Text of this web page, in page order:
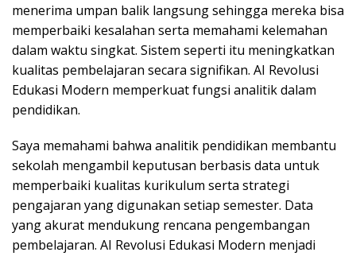
menerima umpan balik langsung sehingga mereka bisa
memperbaiki kesalahan serta memahami kelemahan
dalam waktu singkat. Sistem seperti itu meningkatkan
kualitas pembelajaran secara signifikan. AI Revolusi
Edukasi Modern memperkuat fungsi analitik dalam
pendidikan.
Saya memahami bahwa analitik pendidikan membantu
sekolah mengambil keputusan berbasis data untuk
memperbaiki kualitas kurikulum serta strategi
pengajaran yang digunakan setiap semester. Data
yang akurat mendukung rencana pengembangan
pembelajaran. AI Revolusi Edukasi Modern menjadi